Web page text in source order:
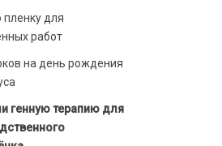
пленку для
работ
на день рождения
генную терапию для